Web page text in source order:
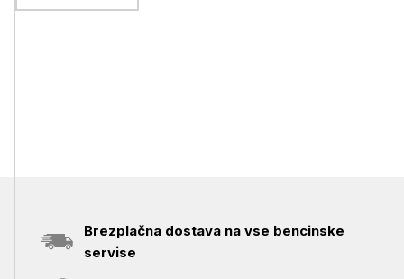
Brezplačna dostava na vse bencinske
servise